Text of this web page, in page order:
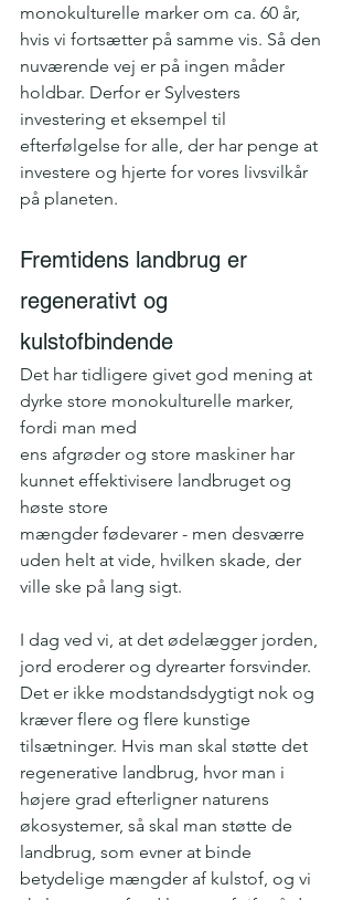
monokulturelle marker om ca. 60 år,
hvis vi fortsætter på samme vis. Så den
nuværende vej er på ingen måder
holdbar. Derfor er Sylvesters
investering et eksempel til
efterfølgelse for alle, der har penge at
investere og hjerte for vores livsvilkår
på planeten.
Fremtidens landbrug er
regenerativt og
kulstofbindende
Det har tidligere givet god mening at
dyrke store monokulturelle marker,
fordi man med
ens afgrøder og store maskiner har
kunnet effektivisere landbruget og
høste store
mængder fødevarer - men desværre
uden helt at vide, hvilken skade, der
ville ske på lang sigt.
I dag ved vi, at det ødelægger jorden,
jord eroderer og dyrearter forsvinder.
Det er ikke modstandsdygtigt nok og
kræver flere og flere kunstige
tilsætninger. Hvis man skal støtte det
regenerative landbrug, hvor man i
højere grad efterligner naturens
økosystemer, så skal man støtte de
landbrug, som evner at binde
betydelige mængder af kulstof, og vi